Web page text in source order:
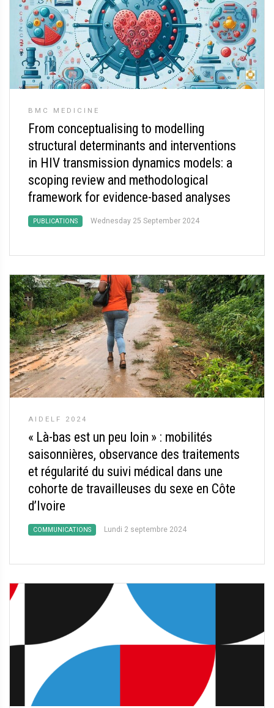
BMC MEDICINE
From conceptualising to modelling
structural determinants and interventions
in HIV transmission dynamics models: a
scoping review and methodological
framework for evidence-based analyses
PUBLICATIONS Wednesday 25 September 2024
AIDELF 2024
« Là-bas est un peu loin » : mobilités
saisonnières, observance des traitements
et régularité du suivi médical dans une
cohorte de travailleuses du sexe en Côte
d’Ivoire
COMMUNICATIONS Lundi 2 septembre 2024